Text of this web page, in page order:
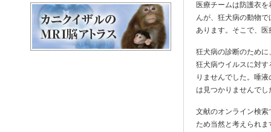
医療チームは防護衣
んが、狂犬病の動物
あります。そこで、
狂犬病の診断のため
狂犬病ウイルスに対
りませんでした。唾
は見つかりませんでし
文献のオンライン検
ため当然と考えられ